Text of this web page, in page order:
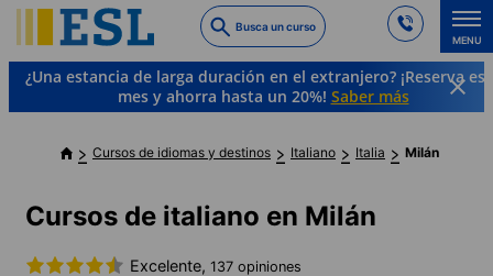
to
main
content
Busca un curso
MENU
¿Una estancia de larga duración en el extranjero? ¡Reserva
mes y ahorra hasta un 20%! Saber más
Cursos de idiomas y destinos Italiano Italia Milán
Cursos de italiano en Milán
Excelente, 137 opiniones